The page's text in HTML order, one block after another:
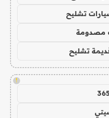
تشليح
مصدومة
تشليح
!